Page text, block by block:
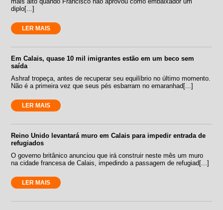
diplo[...]
LER MAIS
Em Calais, quase 10 mil imigrantes estão em um beco sem
saída
Ashraf tropeça, antes de recuperar seu equilíbrio no último momento.
Não é a primeira vez que seus pés esbarram no emaranhad[...]
LER MAIS
Reino Unido levantará muro em Calais para impedir entrada de
refugiados
O governo britânico anunciou que irá construir neste mês um muro
na cidade francesa de Calais, impedindo a passagem de refugiad[...]
LER MAIS